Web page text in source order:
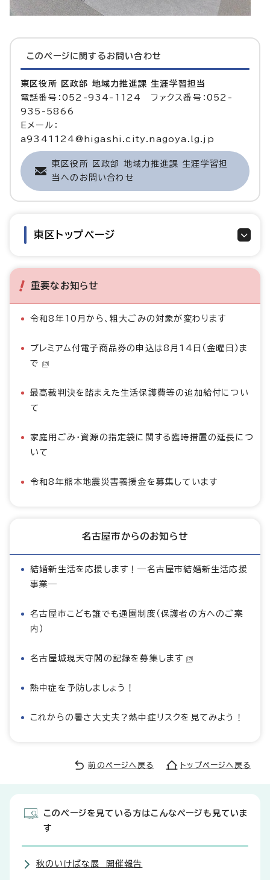
このページに関する お問い合わせ
東区役所 区政部 地域力推進課 生涯学習担当
電話番号：052-934-1124 ファクス番号：052-
935-5866
Eメール：
a9341124@higashi.city.nagoya.lg.jp
東区役所 区政部 地域力推進課 生涯学習担
当へのお問い合わせ
東区トップページ
重要なお知らせ
令和8年10月から、粗大ごみの対象が変わります
プレミアム付電子商品券の申込は8月14日（金曜日）ま
で
最高裁判決を踏まえた生活保護費等の追加給付につい
て
家庭用ごみ・資源の指定袋に関する臨時措置の延長につ
いて
令和8年熊本地震災害義援金を募集しています
名古屋市からのお知らせ
結婚新生活を応援します！―名古屋市結婚新生活応援
事業―
名古屋市こども誰でも通園制度（保護者の方へのご案
内）
名古屋城現天守閣の記録を募集します
熱中症を予防しましょう！
これからの暑さ大丈夫？熱中症リスクを見てみよう！
前のページへ戻る トップページへ戻る
このページを見ている方はこんなページも見ていま
す
秋のいけばな展 開催報告